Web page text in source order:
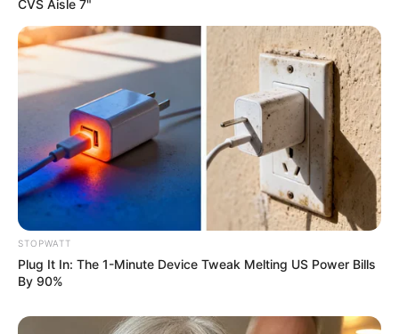
Why Did He Leave At The Peak Of This Show's Run?
BRAINBERRIES
CVS Aisle 7"
STOPWATT
Plug It In: The 1-Minute Device Tweak Melting US Power Bills
By 90%